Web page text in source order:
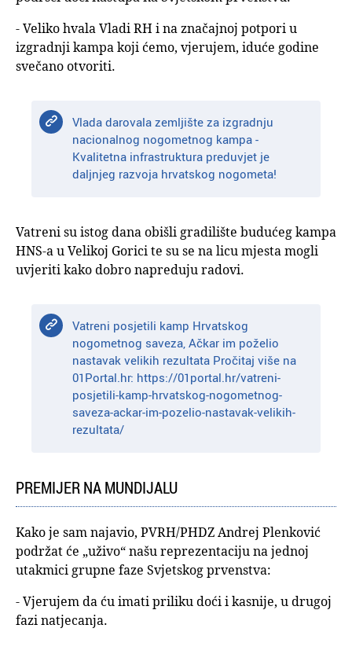
- Veliko hvala Vladi RH i na značajnoj potpori u
izgradnji kampa koji ćemo, vjerujem, iduće godine
svečano otvoriti.
Vlada darovala zemljište za izgradnju
nacionalnog nogometnog kampa -
Kvalitetna infrastruktura preduvjet je
daljnjeg razvoja hrvatskog nogometa!
Vatreni su istog dana obišli gradilište budućeg kampa
HNS-a u Velikoj Gorici te su se na licu mjesta mogli
uvjeriti kako dobro napreduju radovi.
Vatreni posjetili kamp Hrvatskog
nogometnog saveza, Ačkar im poželio
nastavak velikih rezultata Pročitaj više na
01Portal.hr: https://01portal.hr/vatreni-
posjetili-kamp-hrvatskog-nogometnog-
saveza-ackar-im-pozelio-nastavak-velikih-
rezultata/
PREMIJER NA MUNDIJALU
Kako je sam najavio, PVRH/PHDZ Andrej Plenković
podržat će „uživo“ našu reprezentaciju na jednoj
utakmici grupne faze Svjetskog prvenstva:
- Vjerujem da ću imati priliku doći i kasnije, u drugoj
fazi natjecanja.